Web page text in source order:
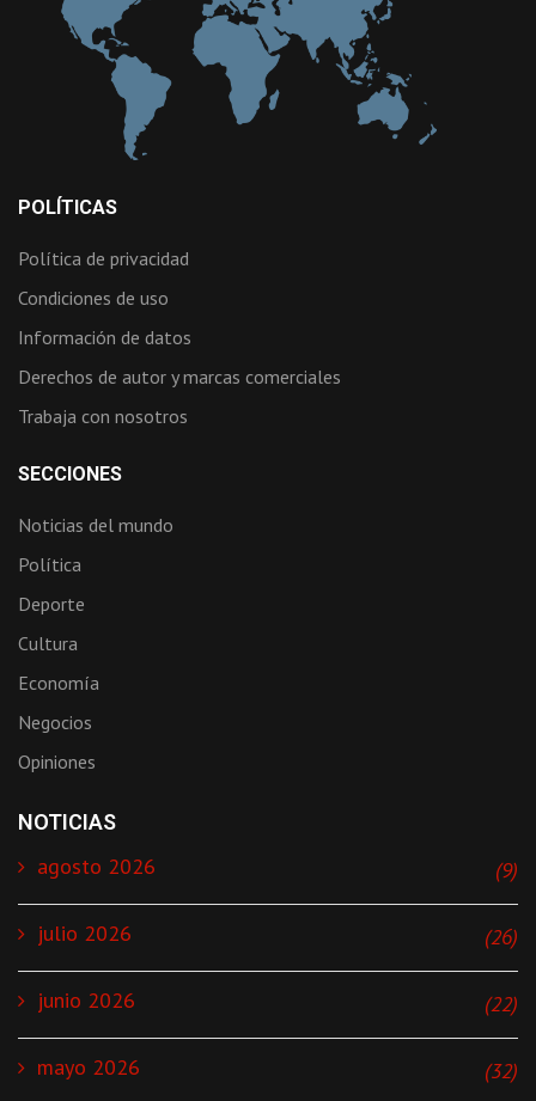
POLÍTICAS
Política de privacidad
Condiciones de uso
Información de datos
Derechos de autor y marcas comerciales
Trabaja con nosotros
SECCIONES
Noticias del mundo
Política
Deporte
Cultura
Economía
Negocios
Opiniones
NOTICIAS
agosto 2026 (9)
julio 2026 (26)
junio 2026 (22)
mayo 2026 (32)